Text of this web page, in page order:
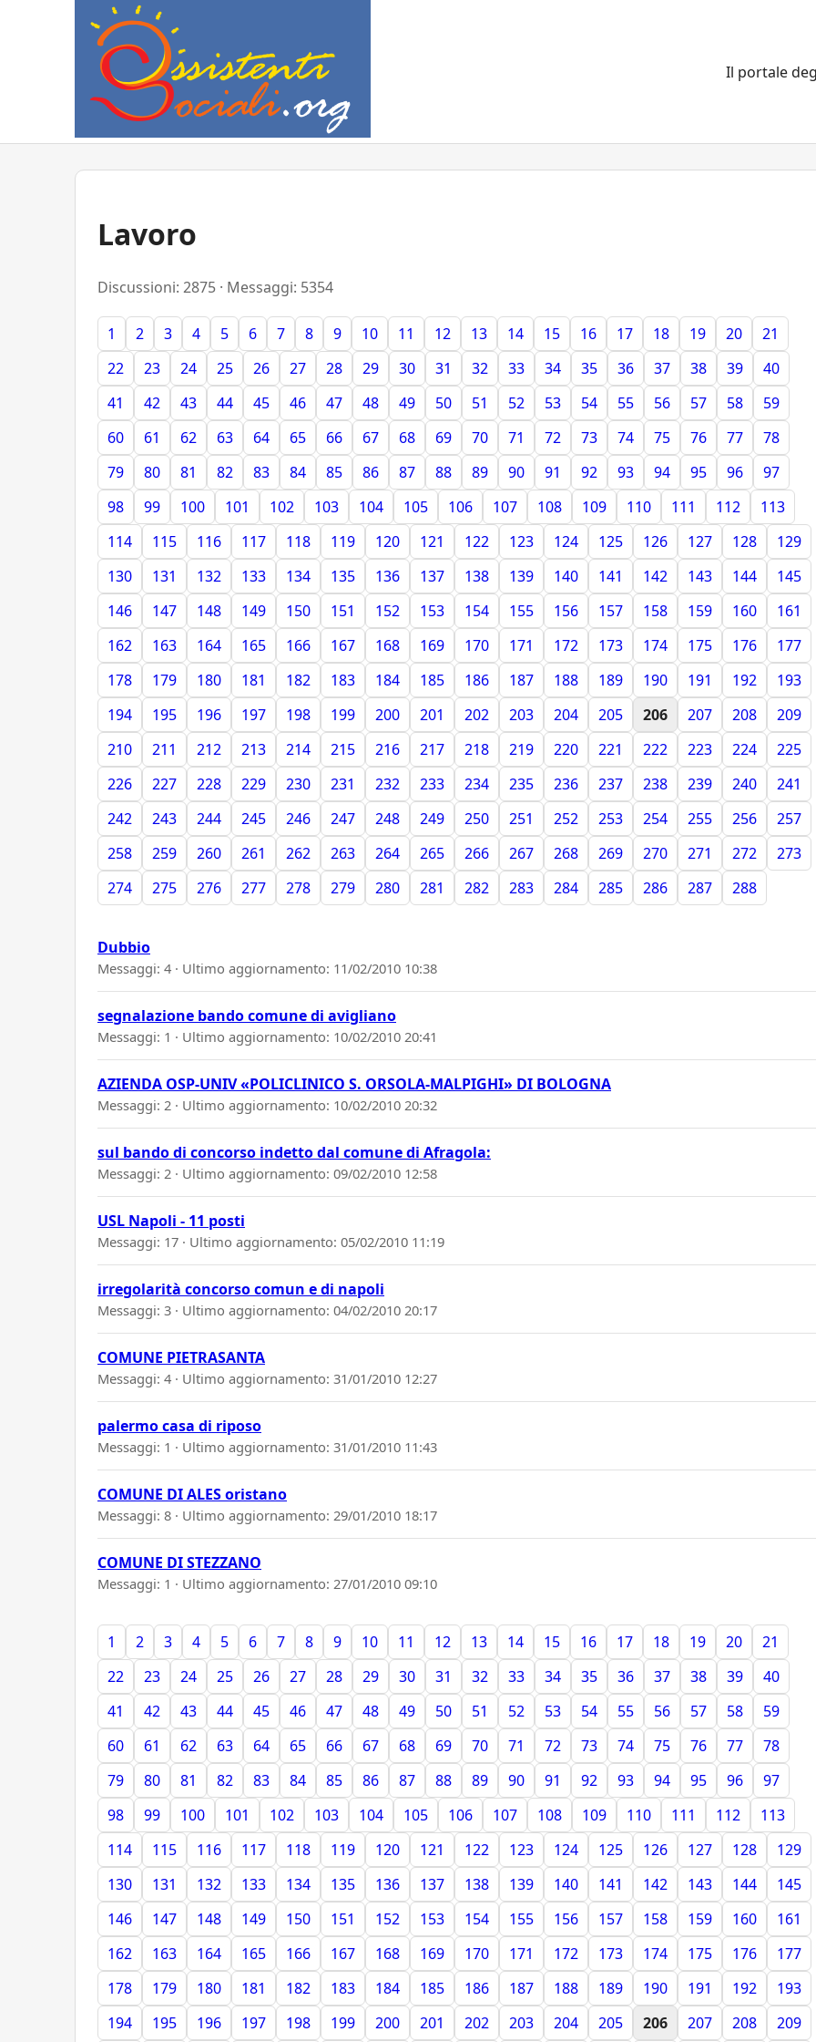
Il portale
Lavoro
Discussioni: 2875 · Messaggi: 5354
1 2 3 4 5 6 7 8 9 10 11 12 13 14 15 16 17 18 19 20
21
22
23 24 25 26 27 28 29 30 31 32 33 34 35 36 37 38 39
40
41
42 43 44 45 46 47 48 49 50 51 52 53 54 55 56 57 58
59
60
61 62 63 64 65 66 67 68 69 70 71 72 73 74 75 76 77
78
79
80 81 82 83 84 85 86 87 88 89 90 91 92 93 94 95 96
97
98
99 100 101 102 103 104 105 106 107 108 109 110 111 112
113
114
115 116 117 118 119 120 121 122 123 124 125 126 127 128
129
130
131 132 133 134 135 136 137 138 139 140 141 142 143 144
145
146
147 148 149 150 151 152 153 154 155 156 157 158 159 160
161
162
163 164 165 166 167 168 169 170 171 172 173 174 175 176
177
178
179 180 181 182 183 184 185 186 187 188 189 190 191 192
193
194
195 196 197 198 199 200 201 202 203 204 205 206 207 208
209
210
211 212 213 214 215 216 217 218 219 220 221 222 223 224
225
226
227 228 229 230 231 232 233 234 235 236 237 238 239 240
241
242
243 244 245 246 247 248 249 250 251 252 253 254 255 256
257
258
259 260 261 262 263 264 265 266 267 268 269 270 271 272
273
274
275 276 277 278 279 280 281 282 283 284 285 286 287 288
Dubbio
Messaggi: 4 · Ultimo aggiornamento: 11/02/2010 10:38
segnalazione bando comune di avigliano
Messaggi: 1 · Ultimo aggiornamento: 10/02/2010 20:41
AZIENDA OSP-UNIV «POLICLINICO S. ORSOLA-MALPIGHI» DI BOLOGNA
Messaggi: 2 · Ultimo aggiornamento: 10/02/2010 20:32
sul bando di concorso indetto dal comune di Afragola:
Messaggi: 2 · Ultimo aggiornamento: 09/02/2010 12:58
USL Napoli - 11 posti
Messaggi: 17 · Ultimo aggiornamento: 05/02/2010 11:19
irregolarità concorso comun e di napoli
Messaggi: 3 · Ultimo aggiornamento: 04/02/2010 20:17
COMUNE PIETRASANTA
Messaggi: 4 · Ultimo aggiornamento: 31/01/2010 12:27
palermo casa di riposo
Messaggi: 1 · Ultimo aggiornamento: 31/01/2010 11:43
COMUNE DI ALES oristano
Messaggi: 8 · Ultimo aggiornamento: 29/01/2010 18:17
COMUNE DI STEZZANO
Messaggi: 1 · Ultimo aggiornamento: 27/01/2010 09:10
1 2 3 4 5 6 7 8 9 10 11 12 13 14 15 16 17 18 19 20
21
22
23 24 25 26 27 28 29 30 31 32 33 34 35 36 37 38 39
40
41
42 43 44 45 46 47 48 49 50 51 52 53 54 55 56 57 58
59
60
61 62 63 64 65 66 67 68 69 70 71 72 73 74 75 76 77
78
79
80 81 82 83 84 85 86 87 88 89 90 91 92 93 94 95 96
97
98
99 100 101 102 103 104 105 106 107 108 109 110 111 112
113
114
115 116 117 118 119 120 121 122 123 124 125 126 127 128
129
130
131 132 133 134 135 136 137 138 139 140 141 142 143 144
145
146
147 148 149 150 151 152 153 154 155 156 157 158 159 160
161
162
163 164 165 166 167 168 169 170 171 172 173 174 175 176
177
178
179 180 181 182 183 184 185 186 187 188 189 190 191 192
193
194
195 196 197 198 199 200 201 202 203 204 205 206 207 208 209